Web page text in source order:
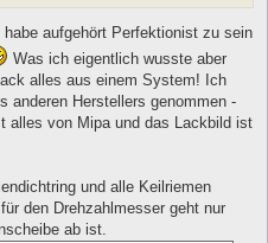
aufgehört Perfektionist zu sein
Was ich eigentlich wusste aber
alles aus einem System! Ich
anderen Herstellers genommen -
alles von Mipa und das Lackbild ist
und alle Keilriemen
den Drehzahlmesser geht nur
ab ist.